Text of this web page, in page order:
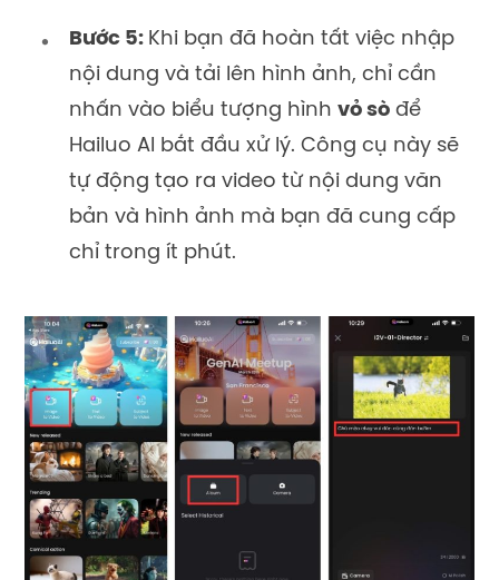
Bước 5: Khi bạn đã hoàn tất việc nhập
nội dung và tải lên hình ảnh, chỉ cần
nhấn vào biểu tượng hình vỏ sò để
Hailuo AI bắt đầu xử lý. Công cụ này sẽ
tự động tạo ra video từ nội dung văn
bản và hình ảnh mà bạn đã cung cấp
chỉ trong ít phút.